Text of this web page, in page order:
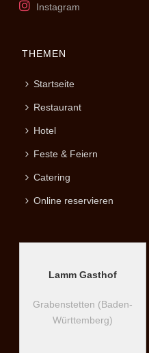
Instagram
THEMEN
Startseite
Restaurant
Hotel
Feste & Feiern
Catering
Online reservieren
Lamm Gasthof
Grabenstetten (Baden-
Württemberg)